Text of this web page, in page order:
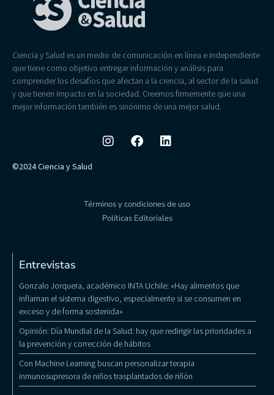
Ciencia y Salud es un medio de comunicación en línea e independiente
que tiene como objetivo entregar información y análisis para
comprender los desafíos que afectan a la ciencia, al sector de la salud
y que tienen impacto en la sociedad. Creemos firmemente que una
mejor información también es sinónimo de una mejor salud.
©2024 Ciencia y Salud
Términos y condiciones de uso
Políticas Editoriales
Entrevistas
Gonzalo Jorquera, académico INTA Uchile: «Hay alimentos que
inflaman el sistema digestivo, especialmente si se consumen en
exceso y de forma sostenida»
Opinión: Día Mundial de la Salud: hay que redirigir las prioridades a
la prevención y corrección de hábitos
Con Machine Learning buscan personalizar terapia
inmunosupresora de niños trasplantados de riñón